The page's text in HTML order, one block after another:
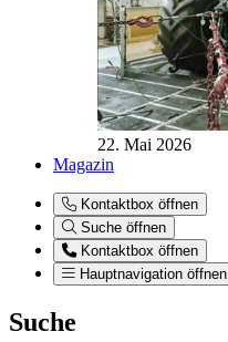
22. Mai 2026
Magazin
Kontaktbox öffnen
Suche öffnen
Kontaktbox öffnen
Hauptnavigation öffnen
Suche